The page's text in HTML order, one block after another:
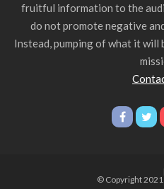
fruitful information to the
do not promote negative
Instead, pumping of what it
© Copyright 2021